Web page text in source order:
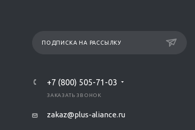
ПОДПИСКА НА РАССЫЛКУ
+7 (800) 505-71-03
ЗАКАЗАТЬ ЗВОНОК
zakaz@plus-aliance.ru